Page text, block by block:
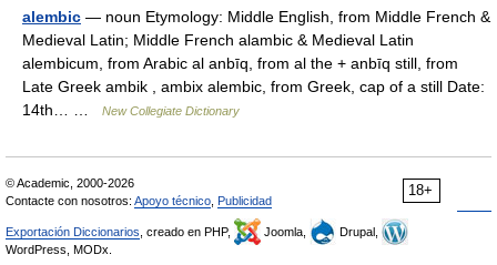
alembic — noun Etymology: Middle English, from Middle French &
Medieval Latin; Middle French alambic & Medieval Latin
alembicum, from Arabic al anbīq, from al the + anbīq still, from
Late Greek ambik , ambix alembic, from Greek, cap of a still Date:
14th… …
New Collegiate Dictionary
18+
© Academic, 2000-2026
Contacte con nosotros: Apoyo técnico Publicidad
Exportación Diccionarios , creado en PHP, Joomla,
Drupal,
WordPress, MODx.